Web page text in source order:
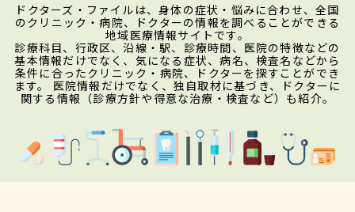
ドクターズ・ファイルは、身体の症状・悩みに合わせ、全国
のクリニック・病院、ドクターの情報を調べることができる
地域医療情報サイトです。
診療科目、行政区、沿線・駅、診療時間、医院の特徴などの
基本情報だけでなく、気になる症状、病名、検査名などから
条件に合ったクリニック・病院、ドクターを探すことができ
ます。 医院情報だけでなく、独自取材に基づき、ドクターに
関する情報（診療方針や得意な治療・検査など）も紹介。